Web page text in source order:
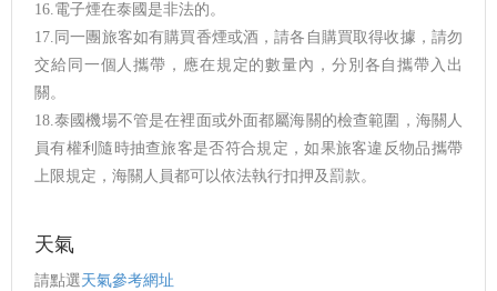
16.電子煙在泰國是非法的。
17.同一團旅客如有購買香煙或酒，請各自購買取得收據，請勿
交給同一個人攜帶，應在規定的數量內，分別各自攜帶入出
關。
18.泰國機場不管是在裡面或外面都屬海關的檢查範圍，海關人
員有權利隨時抽查旅客是否符合規定，如果旅客違反物品攜帶
上限規定，海關人員都可以依法執行扣押及罰款。
天氣
請點選天氣參考網址